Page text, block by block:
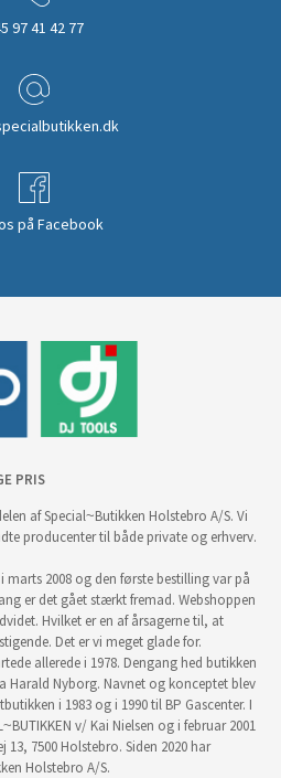
97 41 42 77
på Facebook
PRIS
af Special~Butikken Holstebro A/S. Vi
producenter til både private og erhverv.
marts 2008 og den første bestilling var på
er det gået stærkt fremad. Webshoppen
Hvilket er en af årsagerne til, at
Det er vi meget glade for.
allerede i 1978. Dengang hed butikken
Harald Nyborg. Navnet og konceptet blev
i 1983 og i 1990 til BP Gascenter. I
v/ Kai Nielsen og i februar 2001
7500 Holstebro. Siden 2020 har
Holstebro A/S.